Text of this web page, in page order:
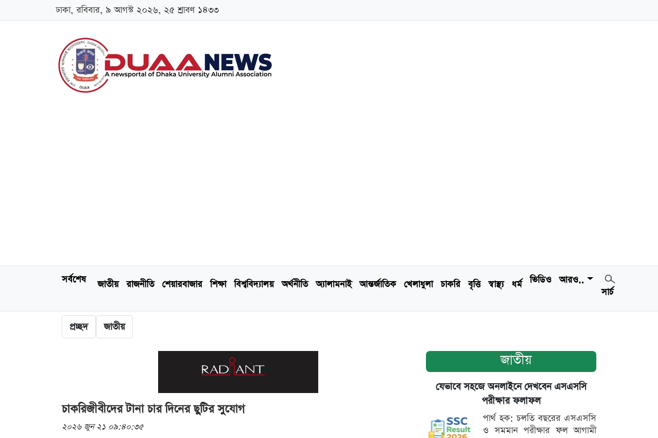
ঢাকা, রবিবার, ৯ আগস্ট ২০২৬, ২৫ শ্রাবণ ১৪৩৩
সর্বশেষ জাতীয় রাজনীতি শেয়ারবাজার শিক্ষা বিশ্ববিদ্যালয় অর্থনীতি অ্যালামনাই আন্তর্জাতিক খেলাধুলা চাকরি বৃত্তি স্বাস্থ্য ধর্ম ভিডিও
আরও..
সার্চ
প্রচ্ছদ জাতীয়
চাকরিজীবীদের টানা চার দিনের ছুটির সুযোগ
২০২৬ জুন ২১ ০৯:৪০:৩৫
জাতীয়
যেভাবে সহজে অনলাইনে দেখবেন এসএসসি
পরীক্ষার ফলাফল
পার্থ হক: চলতি বছরের এসএসসি
ও সমমান পরীক্ষার ফল আগামী